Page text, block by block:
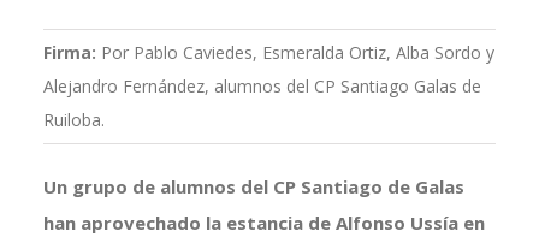
Firma: Por Pablo Caviedes, Esmeralda Ortiz, Alba Sordo y
Alejandro Fernández, alumnos del CP Santiago Galas de
Ruiloba.
Un grupo de alumnos del CP Santiago de Galas
han aprovechado la estancia de Alfonso Ussía en